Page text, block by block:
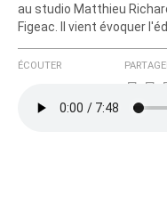
au studio Matthieu
Figeac. Il vient évoquer
ÉCOUTER